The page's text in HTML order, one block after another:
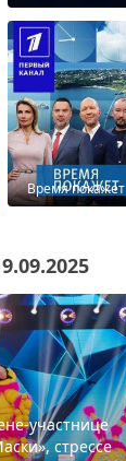
Время покажет
участнице
стрессе